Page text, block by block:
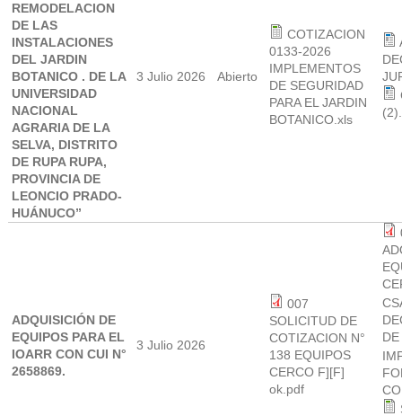
REMODELACION
DE LAS
INSTALACIONES
DEL JARDIN
BOTANICO . DE LA
UNIVERSIDAD
NACIONAL
AGRARIA DE LA
SELVA, DISTRITO
DE RUPA RUPA,
PROVINCIA DE
LEONCIO PRADO-
HUÁNUCO”
3 Julio 2026 Abierto
COTIZACION
0133-2026
IMPLEMENTOS
DE SEGURIDAD
PARA EL JARDIN
BOTANICO.xls
ADQUISICIÓN DE
EQUIPOS PARA EL
IOARR CON CUI N°
2658869.
3 Julio 2026
007
SOLICITUD DE
COTIZACION N°
138 EQUIPOS
CERCO F][F]
ok.pdf